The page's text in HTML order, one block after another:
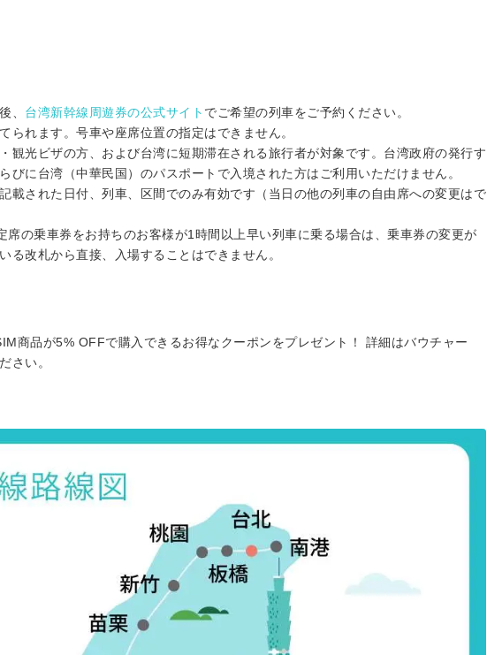
、 台湾新幹線周遊券の公式サイト でご希望の列車をご予約ください。
られます。号車や座席位置の指定はできません。
観光ビザの方、および台湾に短期滞在される旅行者が対象です。台湾政府の発行す
びに台湾（中華民国）のパスポートで入境された方はご利用いただけません。
載された日付、列車、区間でのみ有効です（当日の他の列車の自由席への変更はで
席の乗車券をお持ちのお客様が1時間以上早い列車に乗る場合は、乗車券の変更が
る改札から直接、入場することはできません。
商品が5% OFFで購入できるお得なクーポンをプレゼント！ 詳細はバウチャー
さい。